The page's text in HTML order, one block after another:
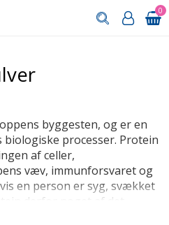
0
byggesten, og er en
processer. Protein
af celler,
væv, immunforsvaret og
en person er syg, svækket
derfor noget af det